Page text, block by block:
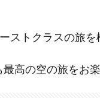
ストクラスの旅を
高の空の旅をお楽